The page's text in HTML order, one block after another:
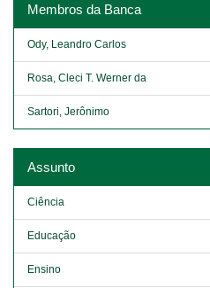
Membros da Banca
Ody, Leandro Carlos
Rosa, Cleci T. Werner da
Sartori, Jerônimo
Assunto
Ciência
Educação
Ensino